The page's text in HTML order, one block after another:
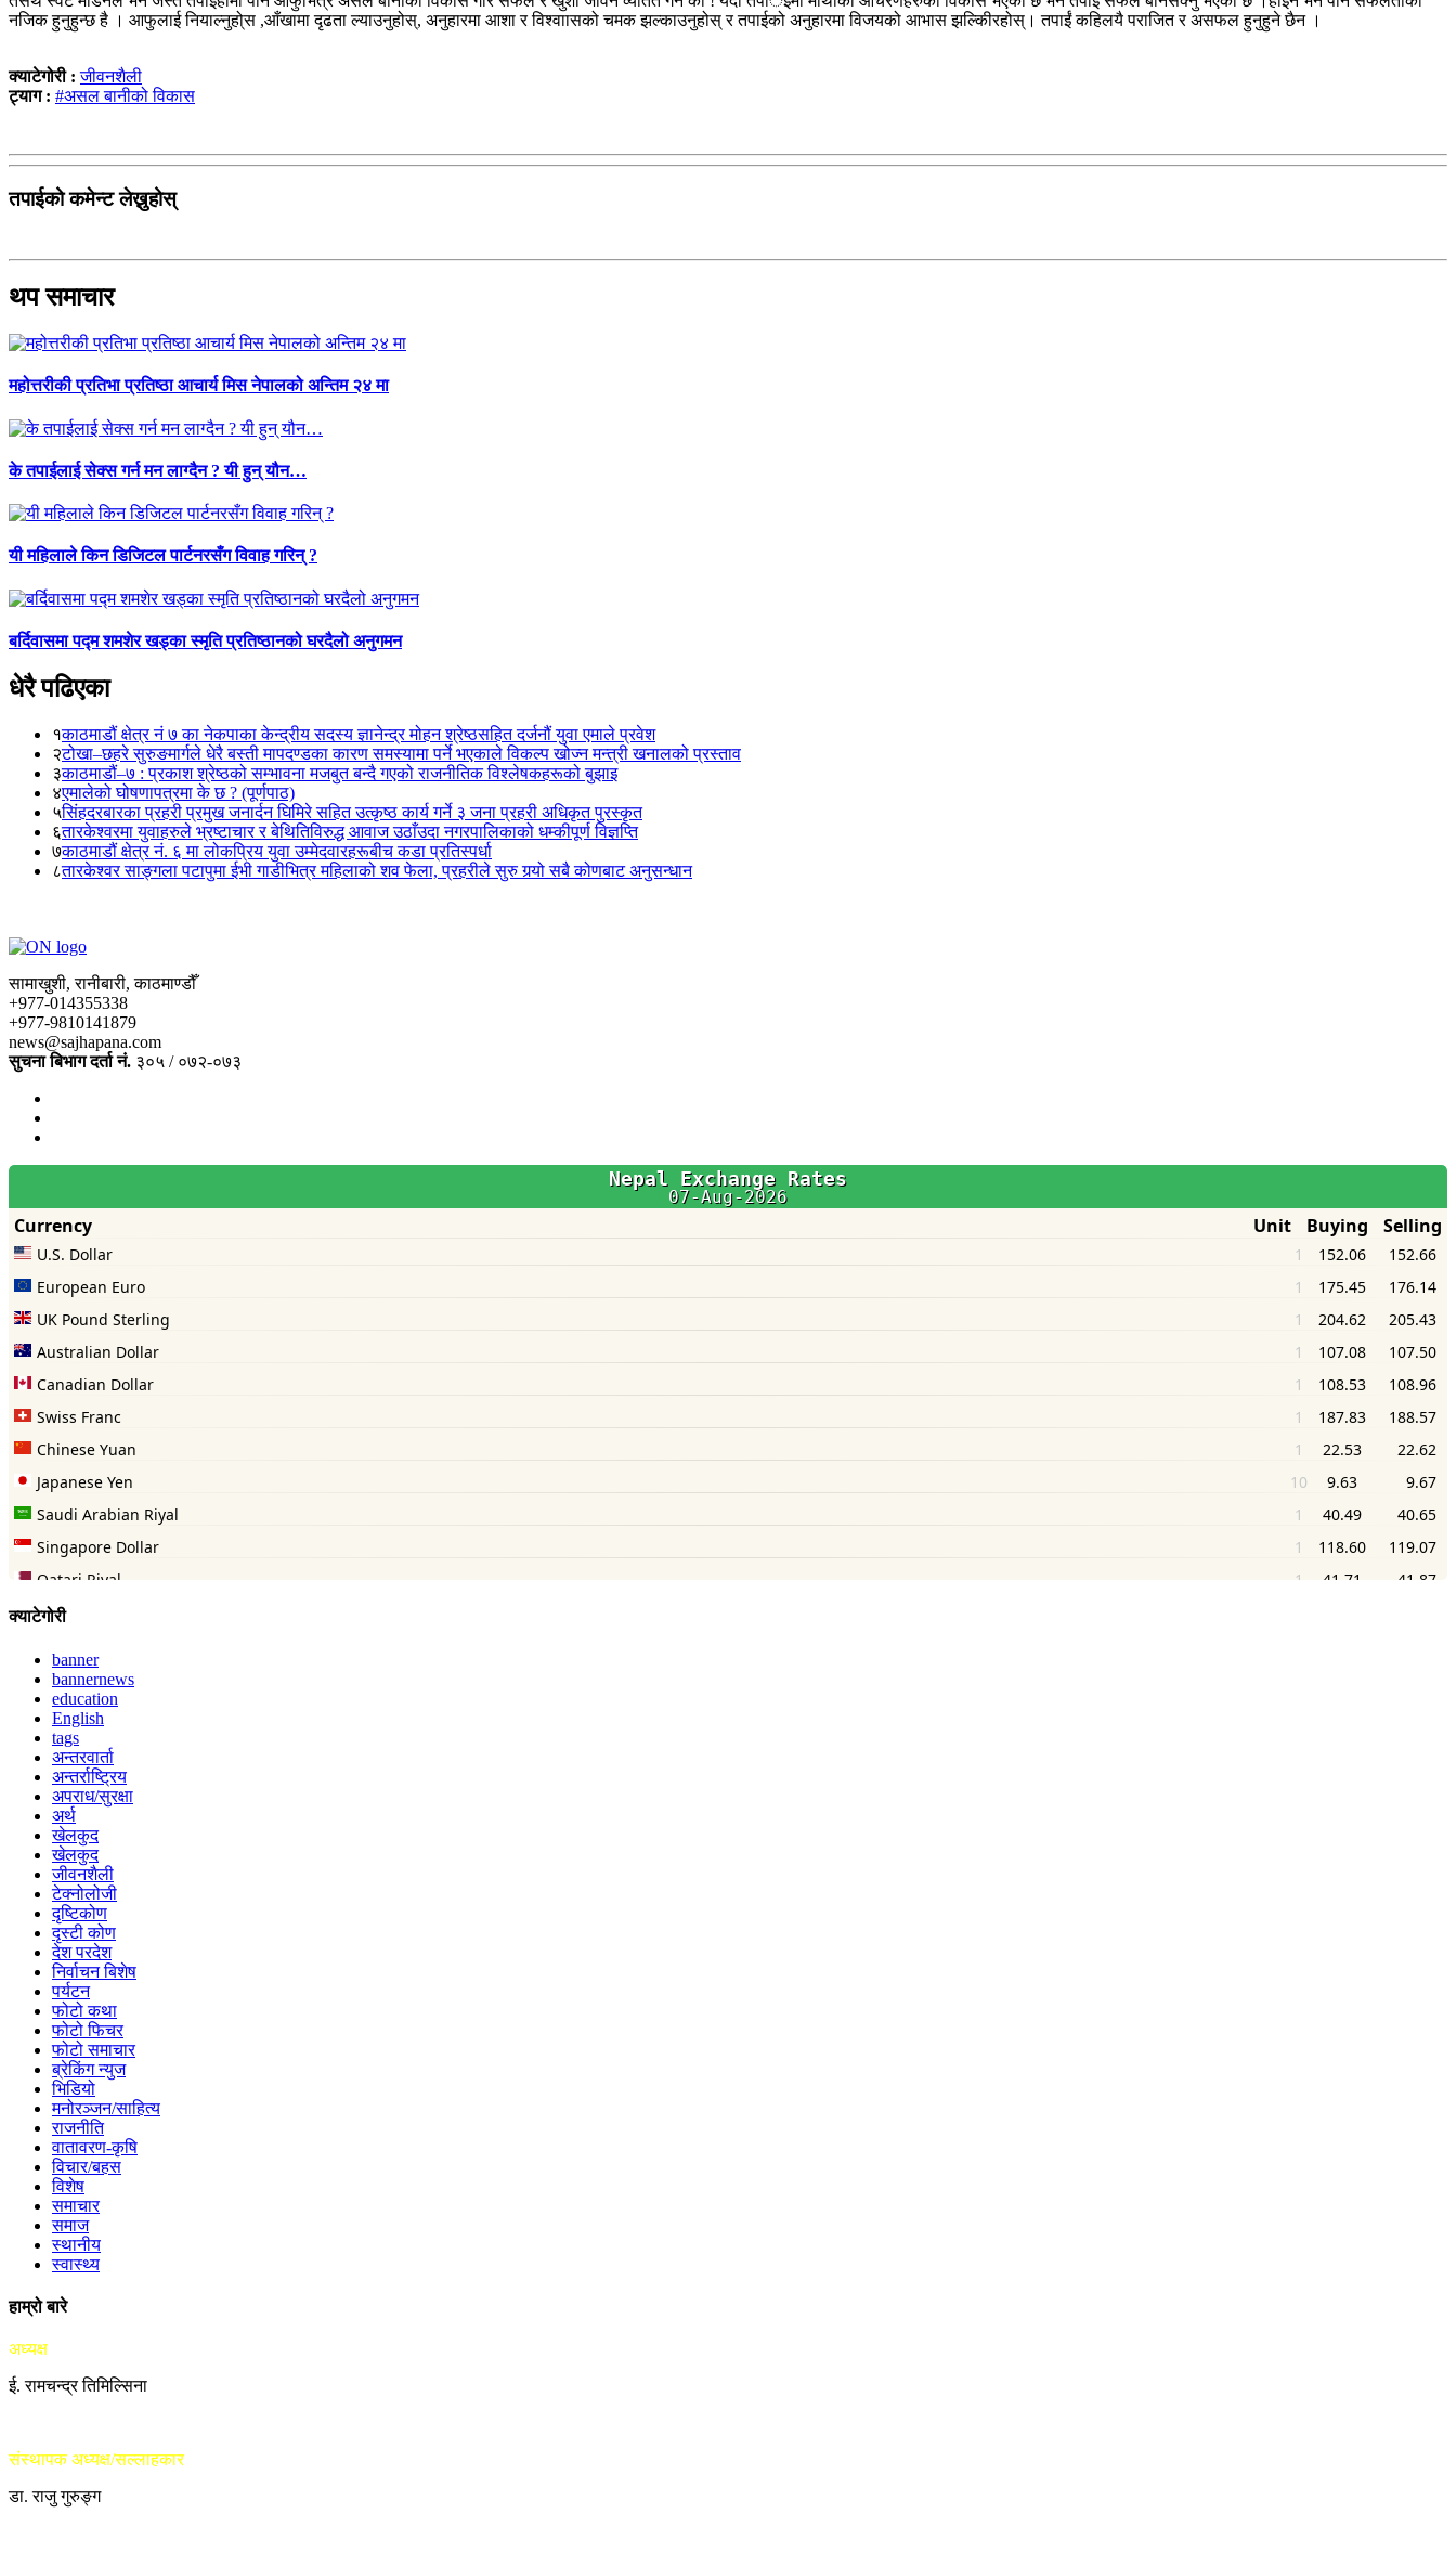
नजिक हुनुहुन्छ है । आफुलाई नियाल्नुहो्स ,आँखामा दृढता ल्याउनुहोस्, अनुहारमा आशा र विश्वाासको चमक झल्काउनुहोस् र तपाईको अनुहारमा विजयको आभास झल्किीरहोस्। तपाईं कहिलयै पराजित र असफल हुनुहुने छैन ।
क्याटेगोरी :जीवनशैली
ट्याग : #असल बानीको विकास
तपाईको कमेन्ट लेख्नुहोस्
थप समाचार
महोत्तरीकी प्रतिभा प्रतिष्ठा आचार्य मिस नेपालको अन्तिम २४ मा
के तपाईलाई सेक्स गर्न मन लाग्दैन ? यी हुन् यौन…
यी महिलाले किन डिजिटल पार्टनरसँग विवाह गरिन् ?
बर्दिवासमा पद्म शमशेर खड्का स्मृति प्रतिष्ठानको घरदैलो अनुगमन
धेरै पढिएका
१काठमाडौं क्षेत्र नं ७ का नेकपाका केन्द्रीय सदस्य ज्ञानेन्द्र मोहन श्रेष्ठसहित दर्जनौं युवा एमाले प्रवेश
२टोखा–छहरे सुरुङमार्गले धेरै बस्ती मापदण्डका कारण समस्यामा पर्ने भएकाले विकल्प खोज्न मन्त्री खनालको प्रस्ताव
३काठमाडौं–७ : प्रकाश श्रेष्ठको सम्भावना मजबुत बन्दै गएको राजनीतिक विश्लेषकहरूको बुझाइ
४एमालेको घोषणापत्रमा के छ ? (पूर्णपाठ)
५सिंहदरबारका प्रहरी प्रमुख जनार्दन घिमिरे सहित उत्कृष्ठ कार्य गर्ने ३ जना प्रहरी अधिकृत पुरस्कृत
६तारकेश्वरमा युवाहरुले भ्रष्टाचार र बेथितिविरुद्ध आवाज उठाँउदा नगरपालिकाको धम्कीपूर्ण विज्ञप्ति
७काठमाडौं क्षेत्र नं. ६ मा लोकप्रिय युवा उम्मेदवारहरूबीच कडा प्रतिस्पर्धा
८तारकेश्वर साङ्गला पटापुमा ईभी गाडीभित्र महिलाको शव फेला, प्रहरीले सुरु गर्‍यो सबै कोणबाट अनुसन्धान
सामाखुशी, रानीबारी, काठमाण्डौँ
+977-014355338
+977-9810141879
news@sajhapana.com
सुचना बिभाग दर्ता नं. ३०५ / ०७२-०७३
क्याटेगोरी
banner
bannernews
education
English
tags
अन्तरवार्ता
अन्तर्राष्ट्रिय
अपराध/सुरक्षा
अर्थ
खेलकुद
खेलकुद
जीवनशैली
टेक्नोलोजी
दृष्टिकोण
दृस्टी कोण
देश परदेश
निर्वाचन बिशेष
पर्यटन
फोटो कथा
फोटो फिचर
फोटो समाचार
ब्रेकिंग न्युज
भिडियो
मनोरञ्जन/साहित्य
राजनीति
वातावरण-कृषि
विचार/बहस
विशेष
समाचार
समाज
स्थानीय
स्वास्थ्य
हाम्रो बारे
अध्यक्ष
ई. रामचन्द्र तिमिल्सिना
संस्थापक अध्यक्ष/सल्लाहकार
डा. राजु गुरुङ्ग